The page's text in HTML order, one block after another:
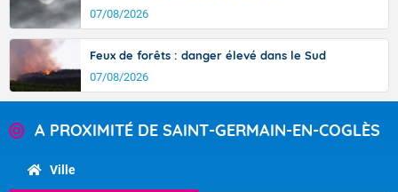
07/08/2026
Feux de forêts : danger élevé dans le Sud
07/08/2026
A PROXIMITÉ DE SAINT-GERMAIN-EN-COGLÈS
Ville